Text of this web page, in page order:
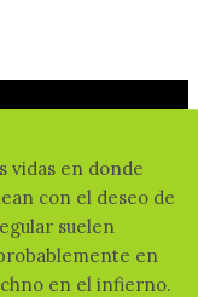
vidas en donde
con el deseo de
suelen
en
en el infierno.